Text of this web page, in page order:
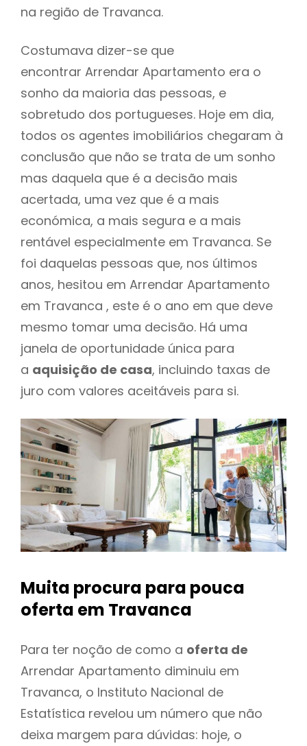
na região de Travanca.
Costumava dizer-se que
encontrar Arrendar Apartamento era o
sonho da maioria das pessoas, e
sobretudo dos portugueses. Hoje em dia,
todos os agentes imobiliários chegaram à
conclusão que não se trata de um sonho
mas daquela que é a decisão mais
acertada, uma vez que é a mais
económica, a mais segura e a mais
rentável especialmente em Travanca. Se
foi daquelas pessoas que, nos últimos
anos, hesitou em Arrendar Apartamento
em Travanca , este é o ano em que deve
mesmo tomar uma decisão. Há uma
janela de oportunidade única para
a aquisição de casa, incluindo taxas de
juro com valores aceitáveis para si.
Muita procura para pouca
oferta em Travanca
Para ter noção de como a oferta de
Arrendar Apartamento diminuiu em
Travanca, o Instituto Nacional de
Estatística revelou um número que não
deixa margem para dúvidas: hoje, o